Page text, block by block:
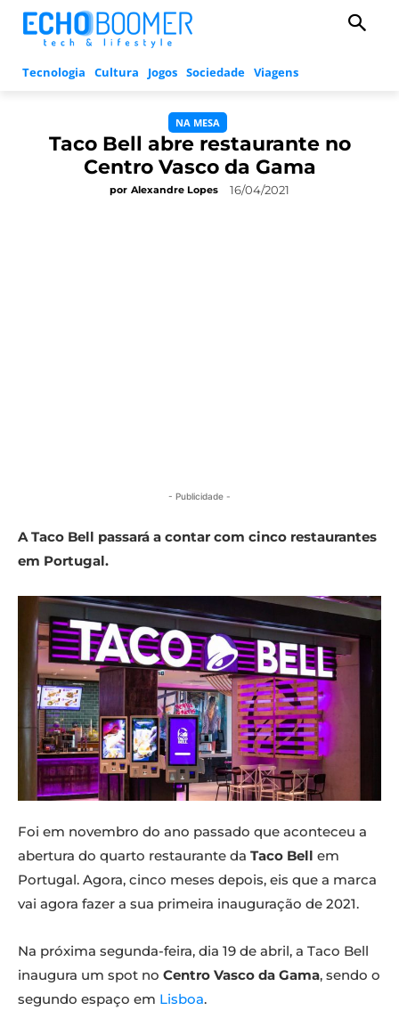
Tecnologia Cultura Jogos Sociedade Viagens
NA MESA
Taco Bell abre restaurante no
Centro Vasco da Gama
por Alexandre Lopes 16/04/2021
- Publicidade -
A Taco Bell passará a contar com cinco restaurantes
em Portugal.
Foi em novembro do ano passado que aconteceu a
abertura do quarto restaurante da Taco Bell em
Portugal. Agora, cinco meses depois, eis que a marca
vai agora fazer a sua primeira inauguração de 2021.
Na próxima segunda-feira, dia 19 de abril, a Taco Bell
inaugura um spot no Centro Vasco da Gama, sendo o
segundo espaço em Lisboa.